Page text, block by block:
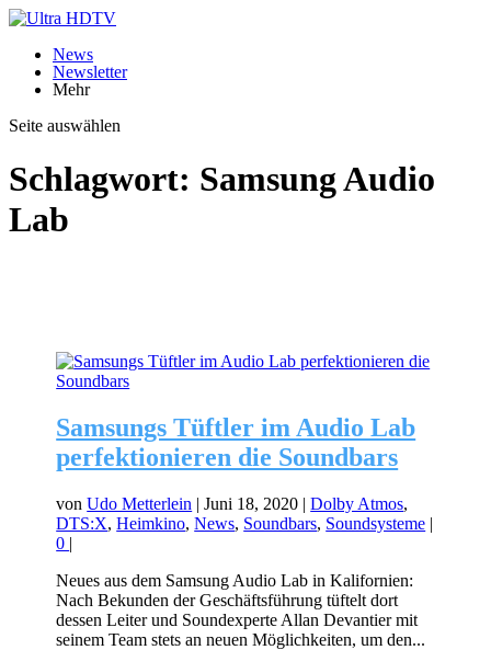
News
Newsletter
Mehr
Seite auswählen
Schlagwort: Samsung Audio
Lab
Samsungs Tüftler im Audio Lab
perfektionieren die Soundbars
vonUdo Metterlein |Juni 18, 2020 |Dolby Atmos,
DTS:X,Heimkino,News, Soundbars, Soundsysteme |
0 |
Neues aus dem Samsung Audio Lab in Kalifornien:
Nach Bekunden der Geschäftsführung tüftelt dort
dessen Leiter und Soundexperte Allan Devantier mit
seinem Team stets an neuen Möglichkeiten, um den...